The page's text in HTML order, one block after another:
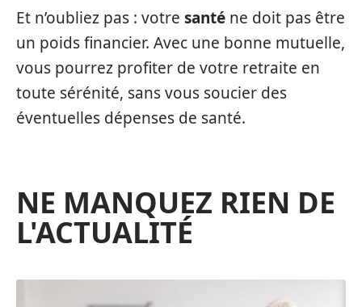
Et n’oubliez pas : votre santé ne doit pas être
un poids financier. Avec une bonne mutuelle,
vous pourrez profiter de votre retraite en
toute sérénité, sans vous soucier des
éventuelles dépenses de santé.
NE MANQUEZ RIEN DE
L'ACTUALITÉ